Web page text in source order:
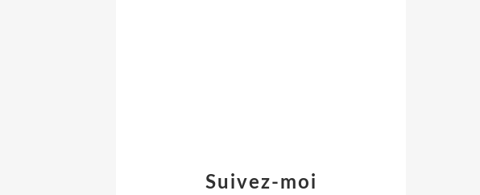
Suivez-moi